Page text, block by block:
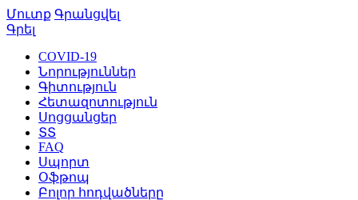
Մուտք Գրանցվել
Գրել
COVID-19
Նորություններ
Գիտություն
Հետազոտություն
Սոցցանցեր
ՏՏ
FAQ
Սպորտ
Օֆթոպ
Բոլոր հոդվածները